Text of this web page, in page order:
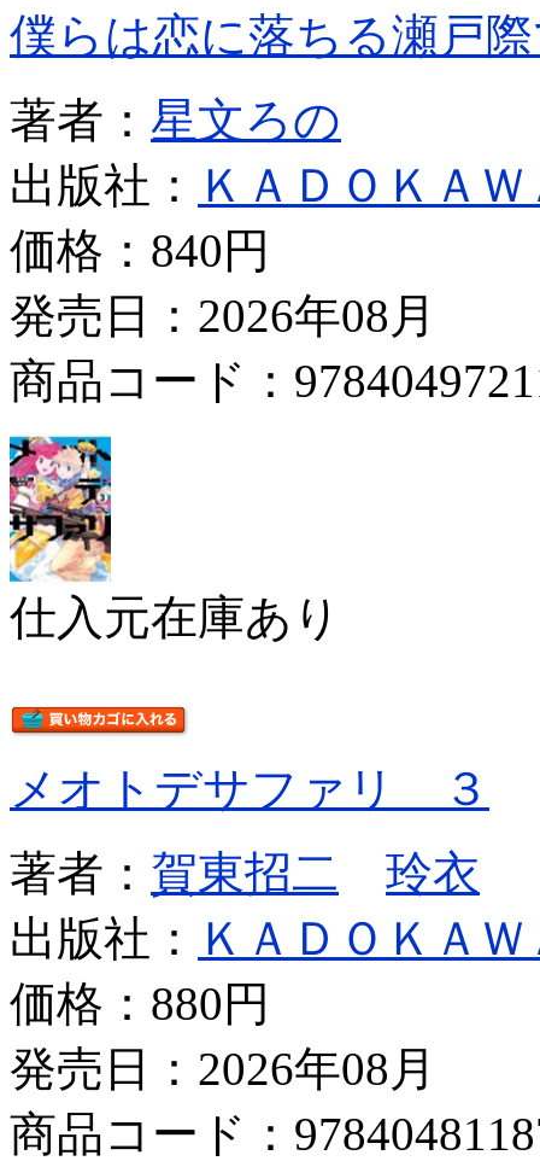
僕らは恋に落ちる瀬戸
著者： 星文ろの
出版社： ＫＡＤＯＫＡＷ
価格： 840円
発売日：2026年08月
商品コード：
仕入元在庫あり
メオトデサファリ ３
著者： 賀東招二
玲衣
出版社： ＫＡＤＯＫＡＷ
価格： 880円
発売日：2026年08月
商品コード：